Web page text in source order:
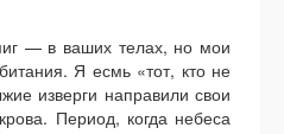
— в ваших телах, но мои
Я есмь «тот, кто не
изверги направили свои
Период, когда небеса